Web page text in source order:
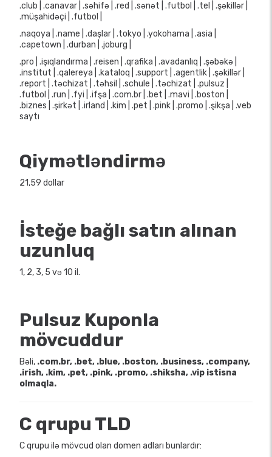
.club | .canavar | .səhifə | .red | .sənət | .futbol | .tel | .şəkillər |
.müşahidəçi | .futbol |
.naqoya | .name | .daşlar | .tokyo | .yokohama | .asia |
.capetown | .durban | .joburg |
.pro | .işıqlandırma | .reisen | .qrafika | .avadanlıq | .şəbəkə |
.institut | .qalereya | .kataloq | .support | .agentlik | .şəkillər |
.report | .təchizat | .təhsil | .schule | .təchizat | .pulsuz |
.futbol | .run | .fyi | .ifşa | .com.br | .bet | .mavi | .boston |
.biznes | .şirkət | .irland | .kim | .pet | .pink | .promo | .şikşa | .veb
saytı
Qiymətləndirmə
21,59 dollar
İsteğe bağlı satın alınan
uzunluq
1, 2, 3, 5 və 10 il.
Pulsuz Kuponla
mövcuddur
Bəli, .com.br, .bet, .blue, .boston, .business, .company,
.irish, .kim, .pet, .pink, .promo, .shiksha, .vip istisna
olmaqla.
C qrupu TLD
C qrupu ilə mövcud olan domen adları bunlardır: